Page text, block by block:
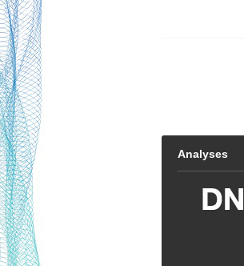
Analyses